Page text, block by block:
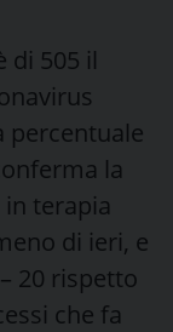
di 505 il
percentuale
la
terapia
di ieri, e
20 rispetto
che fa